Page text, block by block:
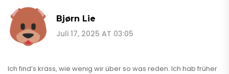
Bjørn Lie
Juli 17, 2025 AT 03:05
Ich find’s krass, wie wenig wir über so was reden. Ich hab früher